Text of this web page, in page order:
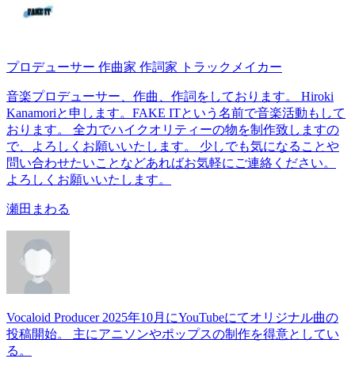
プロデューサー 作曲家 作詞家 トラックメイカー
音楽プロデューサー、作曲、作詞をしております。 Hiroki
Kanamoriと申します。FAKE ITという名前で音楽活動もして
おります。 全力でハイクオリティーの物を制作致しますの
で、よろしくお願いいたします。 少しでも気になることや
問い合わせたいことなどあればお気軽にご連絡ください。
よろしくお願いいたします。
瀬田まわる
Vocaloid Producer 2025年10月にYouTubeにてオリジナル曲の
投稿開始。 主にアニソンやポップスの制作を得意としてい
る。